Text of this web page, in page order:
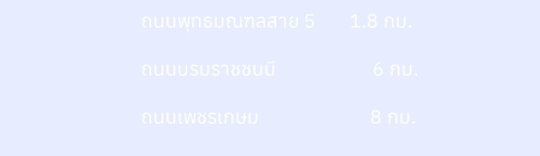
ถนนพุทธมณฑลสาย 5 1.8 กม.
ถนนบรมราชชนนี 6 กม.
ถนนเพชรเกษม 8 กม.